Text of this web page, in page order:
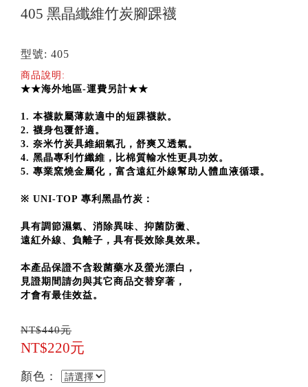
405 黑晶纖維竹炭腳踝襪
型號: 405
商品說明:
★★海外地區-運費另計★★
1. 本襪款屬薄款適中的短踝襪款。
2. 襪身包覆舒適。
3. 奈米竹炭具維細氣孔，舒爽又透氣。
4. 黑晶專利竹纖維，比棉質輸水性更具功效。
5. 專業窯燒金屬化，富含遠紅外線幫助人體血液循環。
※ UNI-TOP 專利黑晶竹炭：
具有調節濕氣、消除異味、抑菌防黴、
遠紅外線、負離子，具有長效除臭效果。
本產品保證不含殺菌藥水及螢光漂白，
見證期間請勿與其它商品交替穿著，
才會有最佳效益。
NT$440元
NT$220元
顏色：